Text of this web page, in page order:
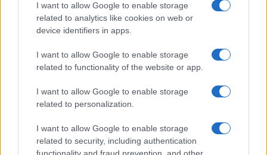
I want to allow Google to enable storage
related to analytics like cookies on web or
device identifiers in apps.
I want to allow Google to enable storage
related to functionality of the website or app.
I want to allow Google to enable storage
related to personalization.
I want to allow Google to enable storage
related to security, including authentication
F
a
ce
b
o
o
k
T
w
it
te
r
Pi
n
te
re
st
W
h
at
s
A
p
p
S
a
re
Articolo precedente
Prossimo articolo